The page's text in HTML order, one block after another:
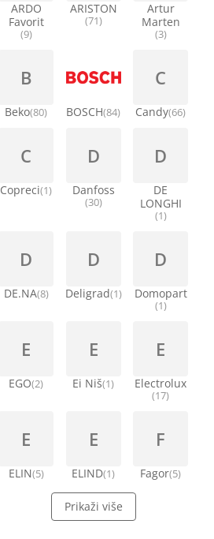
ARDO
Favorit
(9)
ARISTON
(71)
Artur
Marten
(3)
B
Beko(80) BOSCH(84)
C
Candy(66)
C
Copreci(1)
D
Danfoss
(30)
D
DE
LONGHI
(1)
D
DE.NA(8)
D
Deligrad(1)
D
Domopart
(1)
E
EGO(2)
E
Ei Niš(1)
E
Electrolux
(17)
E
ELIN(5)
E
ELIND(1)
F
Fagor(5)
Prikaži više